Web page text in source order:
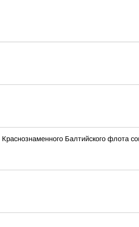
Балтийского флота